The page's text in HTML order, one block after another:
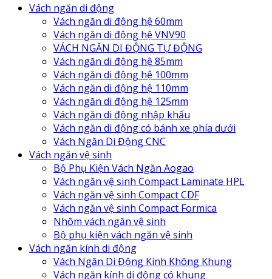
Vách ngăn di động
Vách ngăn di động hệ 60mm
Vách ngăn di động hệ VNV90
VÁCH NGĂN DI ĐỘNG TỰ ĐỘNG
Vách ngăn di động hệ 85mm
Vách ngăn di động hệ 100mm
Vách ngăn di động hệ 110mm
Vách ngăn di động hệ 125mm
Vách ngăn di động nhập khẩu
Vách ngăn di động có bánh xe phía dưới
Vách Ngăn Di Động CNC
Vách ngăn vệ sinh
Bộ Phụ Kiện Vách Ngăn Aogao
Vách ngăn vệ sinh Compact Laminate HPL
Vách ngăn vệ sinh Compact CDF
Vách ngăn vệ sinh Compact Formica
Nhôm vách ngăn vệ sinh
Bộ phụ kiện vách ngăn vệ sinh
Vách ngăn kính di động
Vách Ngăn Di Động Kính Không Khung
Vách ngăn kính di động có khung